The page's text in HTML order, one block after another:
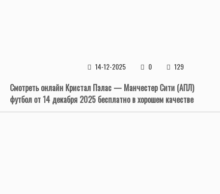
14-12-2025 0 129
Смотреть онлайн Кристал Пэлас — Манчестер Сити (АПЛ)
футбол от 14 декабря 2025 бесплатно в хорошем качестве